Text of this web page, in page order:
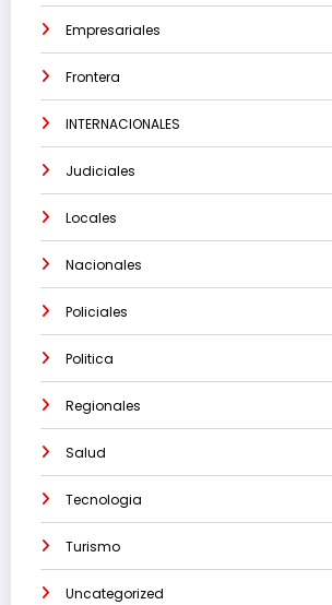
Empresariales
Frontera
INTERNACIONALES
Judiciales
Locales
Nacionales
Policiales
Politica
Regionales
Salud
Tecnologia
Turismo
Uncategorized